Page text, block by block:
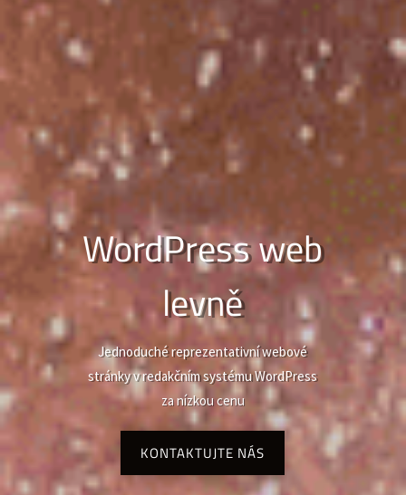
WordPress web
levně
Jednoduché reprezentativní webové
stránky v redakčním systému WordPress
za nízkou cenu
KONTAKTUJTE NÁS